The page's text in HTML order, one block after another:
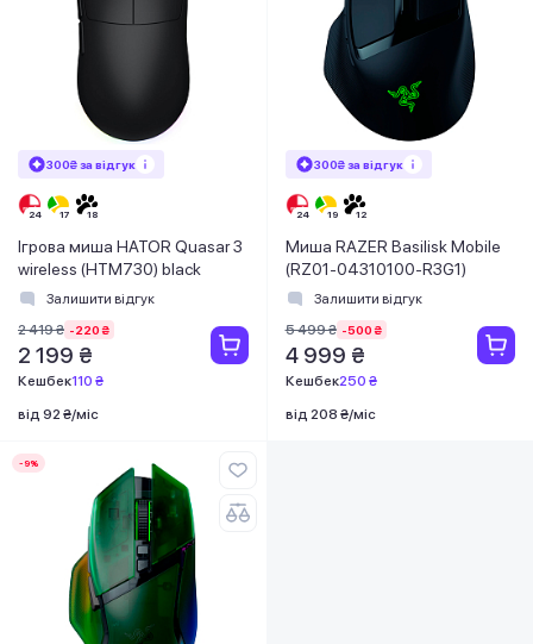
300₴ за відгук
Ігрова миша HATOR Quasar 3
wireless (HTM730) black
Залишити відгук
2 419 ₴ -220 ₴
2 199 ₴
Кешбек110 ₴
від 92 ₴/міс
300₴ за відгук
Миша RAZER Basilisk Mobile
(RZ01-04310100-R3G1)
Залишити відгук
5 499 ₴ -500 ₴
4 999 ₴
Кешбек250 ₴
від 208 ₴/міс
-9%